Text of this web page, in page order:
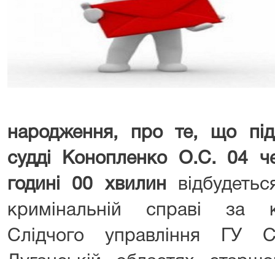
народження, про те, що під
судді Конопленко О.С. 04
годині 00 хвилин
кримінальній справі за
Слідчого управління